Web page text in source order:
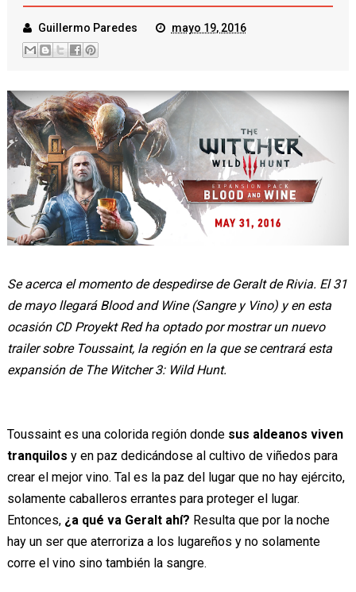
Guillermo Paredes mayo 19, 2016
Se acerca el momento de despedirse de Geralt de Rivia. El 31
de mayo llegará Blood and Wine (Sangre y Vino) y en esta
ocasión CD Proyekt Red ha optado por mostrar un nuevo
trailer sobre Toussaint, la región en la que se centrará esta
expansión de The Witcher 3: Wild Hunt.
Toussaint es una colorida región donde sus aldeanos viven
tranquilos y en paz dedicándose al cultivo de viñedos para
crear el mejor vino. Tal es la paz del lugar que no hay ejército,
solamente caballeros errantes para proteger el lugar.
Entonces, ¿a qué va Geralt ahí? Resulta que por la noche
hay un ser que aterroriza a los lugareños y no solamente
corre el vino sino también la sangre.